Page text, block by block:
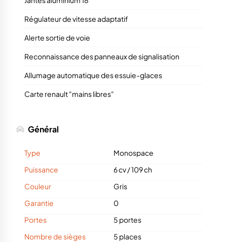
Régulateur de vitesse adaptatif
Alerte sortie de voie
Reconnaissance des panneaux de signalisation
Allumage automatique des essuie-glaces
Carte renault "mains libres"
Général
Type
Monospace
Puissance
6 cv/109 ch
Couleur
Gris
Garantie
0
Portes
5 portes
Nombre de sièges
5 places